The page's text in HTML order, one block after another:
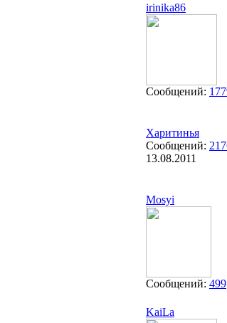
irinika86
Сообщений:
Харитинья
Сообщений:
13.08.2011
Mosyi
Сообщений: 499
KaiLa